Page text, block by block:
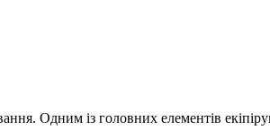
Одним із головних елементів